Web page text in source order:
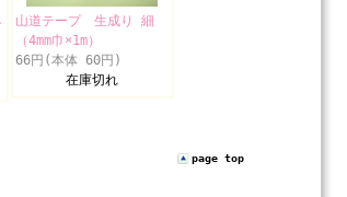
山道テープ 生成り 細
（4mm巾×1m）
66円(本体 60円)
在庫切れ
page top